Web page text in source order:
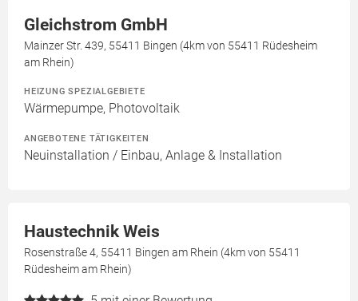
Gleichstrom GmbH
Mainzer Str. 439, 55411 Bingen (4km von 55411 Rüdesheim
am Rhein)
HEIZUNG SPEZIALGEBIETE
Wärmepumpe, Photovoltaik
ANGEBOTENE TÄTIGKEITEN
Neuinstallation / Einbau, Anlage & Installation
Haustechnik Weis
Rosenstraße 4, 55411 Bingen am Rhein (4km von 55411
Rüdesheim am Rhein)